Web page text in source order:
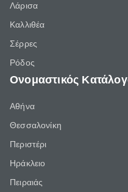
Λάρισα
Καλλιθέα
Σέρρες
Ρόδος
Ονομαστικός
Αθήνα
Θεσσαλονίκη
Περιστέρι
Ηράκλειο
Πειραιάς